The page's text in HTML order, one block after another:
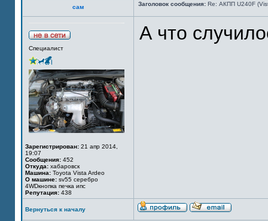
сам Заголовок сообщения: Re: АКПП U240F
Специалист
Зарегистрирован: 21 апр 2014,
19:07
Сообщения: 452
Откуда: хабаровск
Машина: Toyota Vista Ardeo
О машине: sv55 серебро
4WDкнопка печка ипс
Репутация: 438
А что
Вернуться к началу